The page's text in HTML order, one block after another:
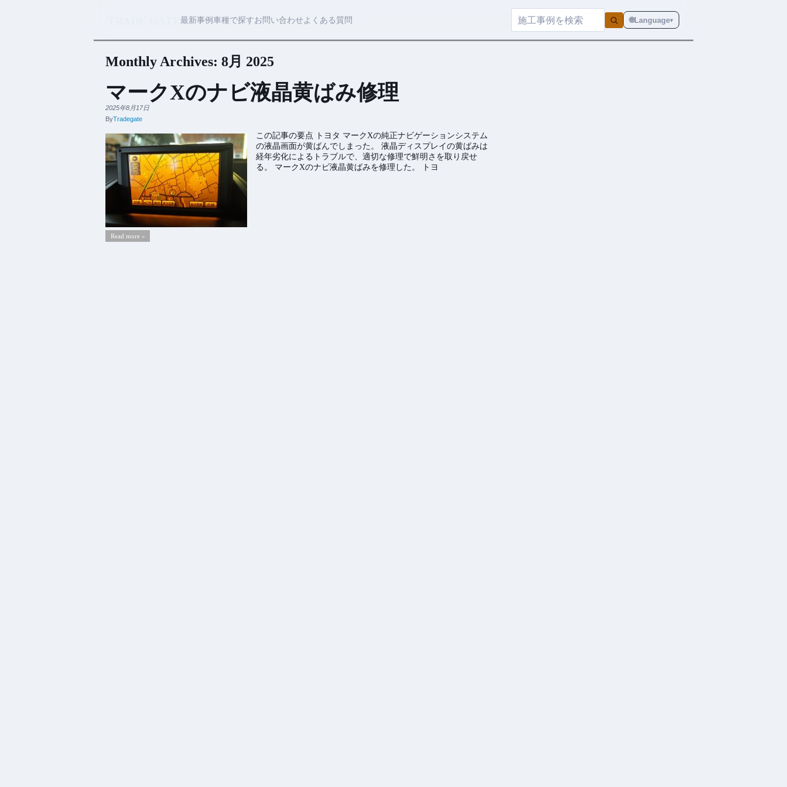
最新事例車種で探すお問い合わせよくある質問 🌐Language▾
Monthly Archives: 8月 2025
マークXのナビ液晶黄ばみ修理
2025年8月17日
ByTradegate
この記事の要点 トヨタ マークXの純正ナビゲーションシステム
の液晶画面が黄ばんでしまった。 液晶ディスプレイの黄ばみは
経年劣化によるトラブルで、適切な修理で鮮明さを取り戻せ
る。 マークXのナビ液晶黄ばみを修理した。 トヨ
Read more »